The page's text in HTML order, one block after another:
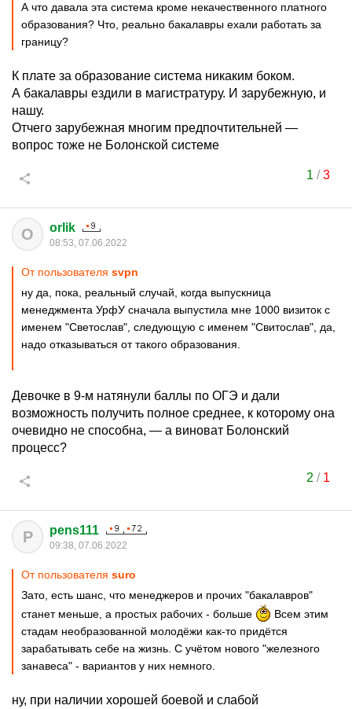
А что давала эта система кроме некачественного платного
образования? Что, реально бакалавры ехали работать за
границу?
К плате за образование система никаким боком.
А бакалавры ездили в магистратуру. И зарубежную, и
нашу.
Отчего зарубежная многим предпочтительней —
вопрос тоже не Болонской системе
1 /3
O orlik
08:53, 07.06.2022
От пользователя svpn
ну да, пока, реальный случай, когда выпускница
менеджмента УрфУ сначала выпустила мне 1000 визиток с
именем "Светослав", следующую с именем "Свитослав", да,
надо отказываться от такого образования.
Девочке в 9-м натянули баллы по ОГЭ и дали
возможность получить полное среднее, к которому она
очевидно не способна, — а виноват Болонский
процесс?
2 / 1
P pens111
09:38, 07.06.2022
От пользователя surо
Зато, есть шанс, что менеджеров и прочих "бакалавров"
станет меньше, а простых рабочих - больше
Всем этим
стадам необразованной молодёжи как-то придётся
зарабатывать себе на жизнь. С учётом нового "железного
занавеса" - вариантов у них немного.
ну, при наличии хорошей боевой и слабой